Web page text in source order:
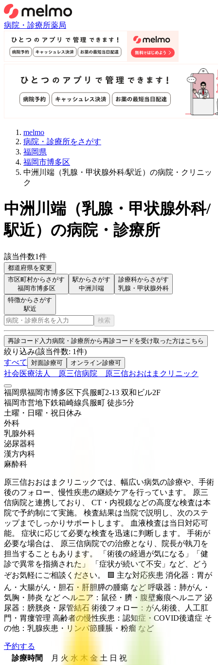
病院・診療所薬局
melmo
病院・診療所をさがす
福岡県
福岡市博多区
中洲川端（乳腺・甲状腺外科/駅近）の病院・クリニッ
ク
中洲川端 （乳腺・甲状腺外科/
駅近） の病院・診療所
該当件数1件
都道府県を変更
市区町村からさがす
福岡市博多区
駅からさがす
中洲川端
診療科からさがす
乳腺・甲状腺外科
特徴からさがす
駅近
検索
再診コード入力病院・診療所から再診コードを受け取った方はこちら
絞り込み(該当件数: 1件)
すべて
対面診療可 オンライン診療可
社会医療法人 原三信病院 原三信おおはまクリニック
福岡県福岡市博多区下呉服町2-13 双和ビル2F
福岡市営地下鉄箱崎線呉服町 徒歩5分
土曜・日曜・祝日 休み
外科
乳腺外科
泌尿器科
漢方内科
麻酔科
原三信おおはまクリニックでは、幅広い病気の診療や、手術
後のフォロー、慢性疾患の継続ケアを行っています。 原三
信病院と連携しており、 CT・内視鏡などの高度な検査は本
院で予約制にて実施。 検査結果は当院で説明し、次のステ
ップまでしっかりサポートします。 血液検査は当日対応可
能。 症状に応じて必要な検査を迅速に判断します。 手術が
必要な場合は、 原三信病院での治療となり、院長が執刀を
担当することもあります。 「術後の経過が気になる」「健
診で異常を指摘された」 「症状が続いて不安」など、どう
ぞお気軽にご相談ください。 🟩 主な対応疾患 消化器：胃が
ん・大腸がん・胆石・肝胆膵の腫瘍 など 呼吸器：肺がん・
気胸・肺炎 など ヘルニア：鼠径・臍・腹壁瘢痕ヘルニア 泌
尿器：膀胱炎・尿管結石 術後フォロー：がん術後、人工肛
門・胃瘻管理 高齢者の慢性疾患：認知症・COVID後遺症 そ
の他：乳腺疾患・リンパ節腫脹・粉瘤 など
予約する
診療時間
月 火 水 木 金 土 日 祝